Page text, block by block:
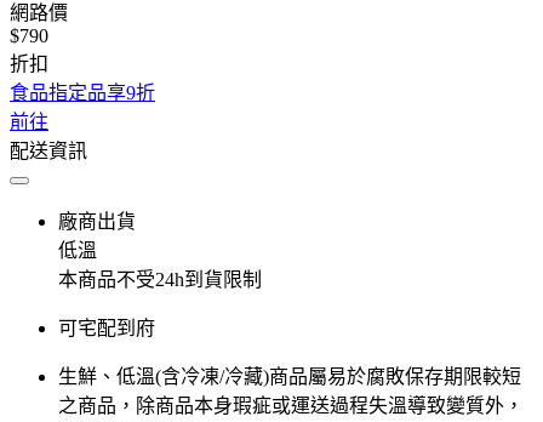
網路價
$790
折扣
食品指定品享9折
前往
配送資訊
廠商出貨
低溫
本商品不受24h到貨限制
可宅配到府
生鮮、低溫(含冷凍/冷藏)商品屬易於腐敗保存期限較短
之商品，除商品本身瑕疵或運送過程失溫導致變質外，